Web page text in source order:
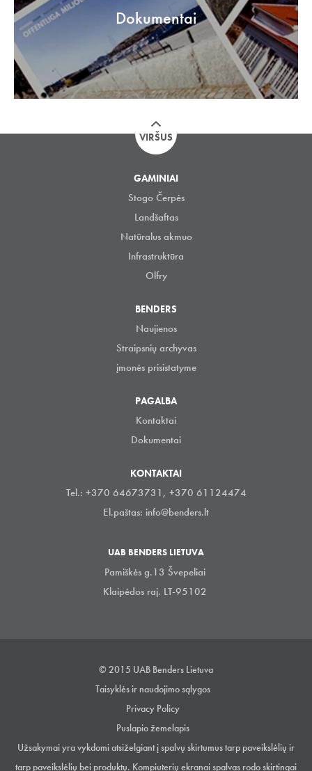
Dokumentai
VIRŠUS
GAMINIAI
Stogo Čerpės
Landšaftas
Natūralus akmuo
Infrastruktūra
Olfry
BENDERS
Naujienos
Straipsnių archyvas
įmonės prisistatyme
PAGALBA
Kontaktai
Dokumentai
KONTAKTAI
Tel.: +370 64673731, +370 61124474
El.paštas: info@benders.lt
UAB BENDERS LIETUVA
Pamiškės g.13 Švepeliai
Klaipėdos raj. LT-95102
© 2015 UAB Benders Lietuva
Taisyklės ir naudojimo sąlygos
Privacy Policy
Puslapio žemelapis
Užsakymai yra vykdomi atsiželgiant į spalvų skirtumus tarp paveikslėlių ir
tarp paveikslėlių bei produktų. Kompiuterių ekranai spalvas rodo skirtingai